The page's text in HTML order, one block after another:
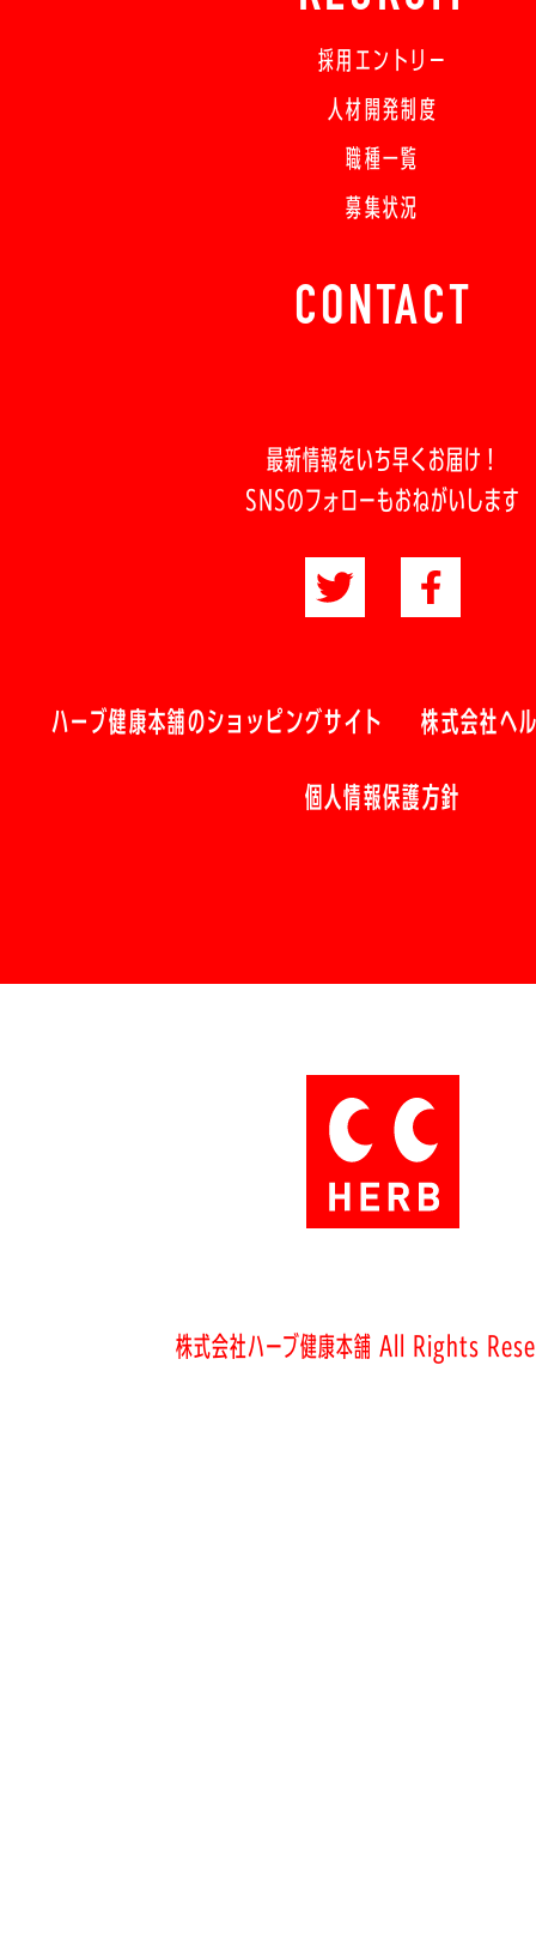
採用エントリー
人材開発制度
職種一覧
募集状況
CONTACT
最新情報をいち早くお届け！
SNSのフォローもおねがいします
ハーブ健康本舗のショッピングサイト 株式会社ヘ
個人情報保護方針
株式会社ハーブ健康本舗 All Rights